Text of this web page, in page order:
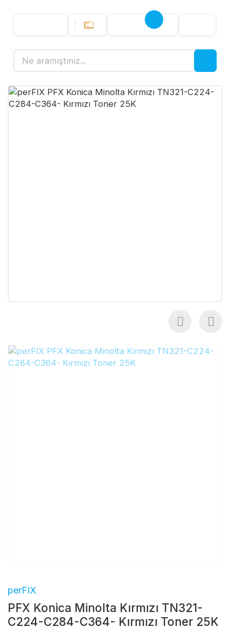
perFIX
PFX Konica Minolta Kırmızı TN321-
C224-C284-C364- Kırmızı Toner 25K